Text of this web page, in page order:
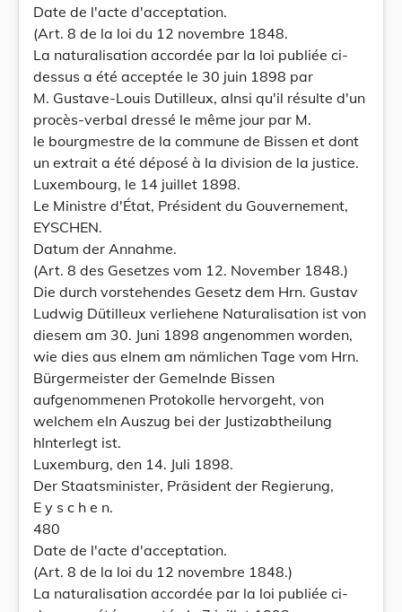
Date de l'acte d'acceptation.
(Art. 8 de la loi du 12 novembre 1848.
La naturalisation accordée par la loi publiée ci-
dessus a été acceptée le 30 juin 1898 par
M. Gustave-Louis Dutilleux, aInsi qu'il résulte d'un
procès-verbal dressé le même jour par M.
le bourgmestre de la commune de Bissen et dont
un extrait a été déposé à la division de la justice.
Luxembourg, le 14 juillet 1898.
Le Ministre d'État, Président du Gouvernement,
EYSCHEN.
Datum der Annahme.
(Art. 8 des Gesetzes vom 12. November 1848.)
Die durch vorstehendes Gesetz dem Hrn. Gustav
Ludwig Dütilleux verliehene Naturalisation ist von
diesem am 30. Juni 1898 angenommen worden,
wie dies aus eInem am nämlichen Tage vom Hrn.
Bürgermeister der GemeInde Bissen
aufgenommenen Protokolle hervorgeht, von
welchem eIn Auszug bei der Justizabtheilung
hInterlegt ist.
Luxemburg, den 14. Juli 1898.
Der Staatsminister, Präsident der Regierung,
E y s c h e n.
480
Date de l'acte d'acceptation.
(Art. 8 de la loi du 12 novembre 1848.)
La naturalisation accordée par la loi publiée ci-